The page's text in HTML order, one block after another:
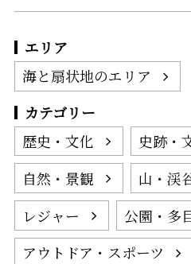
エリア
海と扇状地のエリア
カテゴリー
歴史・文化
史跡・
自然・景観
山・渓
レジャー
公園・多
アウトドア・スポーツ